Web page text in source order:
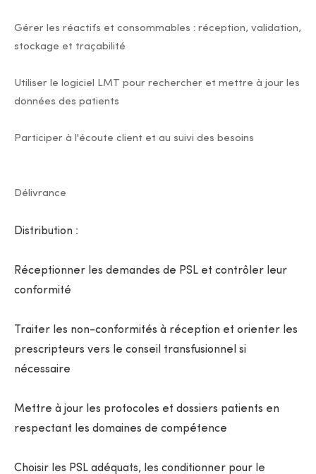
Gérer les réactifs et consommables : réception, validation,
stockage et traçabilité
Utiliser le logiciel LMT pour rechercher et mettre à jour les
données des patients
Participer à l'écoute client et au suivi des besoins
Délivrance
Distribution :
Réceptionner les demandes de PSL et contrôler leur
conformité
Traiter les non-conformités à réception et orienter les
prescripteurs vers le conseil transfusionnel si
nécessaire
Mettre à jour les protocoles et dossiers patients en
respectant les domaines de compétence
Choisir les PSL adéquats, les conditionner pour le